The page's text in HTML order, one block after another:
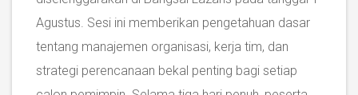
Agustus. Sesi ini memberikan pengetahuan dasar
tentang manajemen organisasi, kerja tim, dan
strategi perencanaan bekal penting bagi setiap